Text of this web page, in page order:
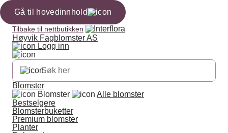
Gå til hovedinnhold
Tilbake til nettbutikken
Høyvik Fagblomster AS
Logg inn
Blomster
Blomster
Alle blomster
Bestselgere
Blomsterbuketter
Premium blomster
Planter